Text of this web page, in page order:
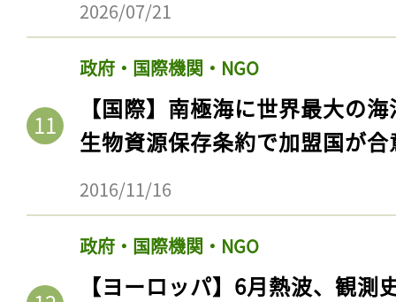
2026/07/21
政府・国際機関・NGO
【国際】南極海に世界最大の
生物資源保存条約で加盟国が合
2016/11/16
政府・国際機関・NGO
【ヨーロッパ】6月熱波、観